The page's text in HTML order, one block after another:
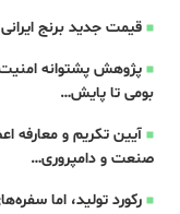
قیمت جدید برنج
پژوهش پشتوانه
بومی تا پایش…
آیین تکریم و
صنعت و دامپروری…
رکورد تولید، اما